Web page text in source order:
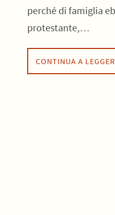
perché di famiglia
protestante,…
CONTINUA A